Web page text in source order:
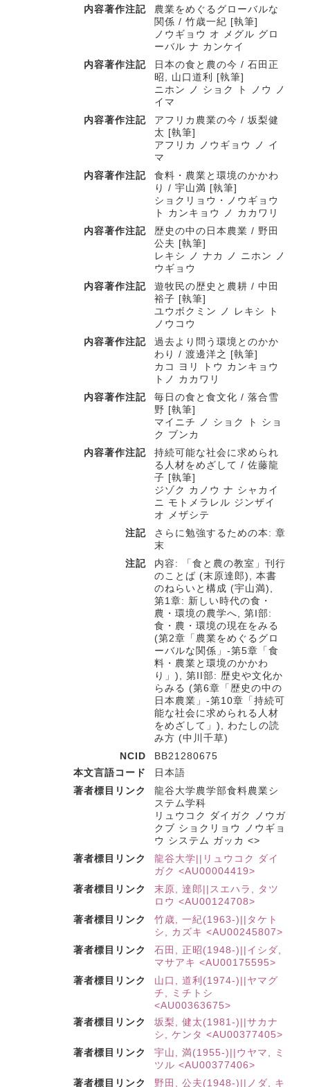
内容著作注記
農業をめぐるグローバルな
関係 / 竹歳一紀 [執筆]
ノウギョウ オ メグル グロ
ーバル ナ カンケイ
内容著作注記
日本の食と農の今 / 石田正
昭, 山口道利 [執筆]
ニホン ノ ショク ト ノウ ノ
イマ
内容著作注記
アフリカ農業の今 / 坂梨健
太 [執筆]
アフリカ ノウギョウ ノ イ
マ
内容著作注記
食料・農業と環境のかかわ
り / 宇山満 [執筆]
ショクリョウ・ノウギョウ
ト カンキョウ ノ カカワリ
内容著作注記
歴史の中の日本農業 / 野田
公夫 [執筆]
レキシ ノ ナカ ノ ニホン ノ
ウギョウ
内容著作注記
遊牧民の歴史と農耕 / 中田
裕子 [執筆]
ユウボクミン ノ レキシ ト
ノウコウ
内容著作注記
過去より問う環境とのかか
わり / 渡邊洋之 [執筆]
カコ ヨリ トウ カンキョウ
トノ カカワリ
内容著作注記
毎日の食と食文化 / 落合雪
野 [執筆]
マイニチ ノ ショク ト ショ
ク ブンカ
内容著作注記
持続可能な社会に求められ
る人材をめざして / 佐藤龍
子 [執筆]
ジゾク カノウ ナ シャカイ
ニ モトメラレル ジンザイ
オ メザシテ
注記
さらに勉強するための本: 章
末
注記
内容: 「食と農の教室」刊行
のことば (末原達郎), 本書
のねらいと構成 (宇山満),
第1章: 新しい時代の食・
農・環境の農学へ, 第I部:
食・農・環境の現在をみる
(第2章「農業をめぐるグロ
ーバルな関係」-第5章「食
料・農業と環境のかかわ
り」), 第II部: 歴史や文化か
らみる (第6章「歴史の中の
日本農業」-第10章「持続可
能な社会に求められる人材
をめざして」), わたしの読
み方 (中川千草)
NCID
BB21280675
本文言語コード
日本語
著者標目リンク
龍谷大学農学部食料農業シ
ステム学科
リュウコク ダイガク ノウガ
クブ ショクリョウ ノウギョ
ウ システム ガッカ <>
著者標目リンク
龍谷大学||リュウコク ダイ
ガク <AU00004419>
著者標目リンク
末原, 達郎||スエハラ, タツ
ロウ <AU00124708>
著者標目リンク
竹歳, 一紀(1963-)||タケト
シ, カズキ <AU00245807>
著者標目リンク
石田, 正昭(1948-)||イシダ,
マサアキ <AU00175595>
著者標目リンク
山口, 道利(1974-)||ヤマグ
チ, ミチトシ
<AU00363675>
著者標目リンク
坂梨, 健太(1981-)||サカナ
シ, ケンタ <AU00377405>
著者標目リンク
宇山, 満(1955-)||ウヤマ, ミ
ツル <AU00377406>
著者標目リンク
野田, 公夫(1948-)||ノダ, キ